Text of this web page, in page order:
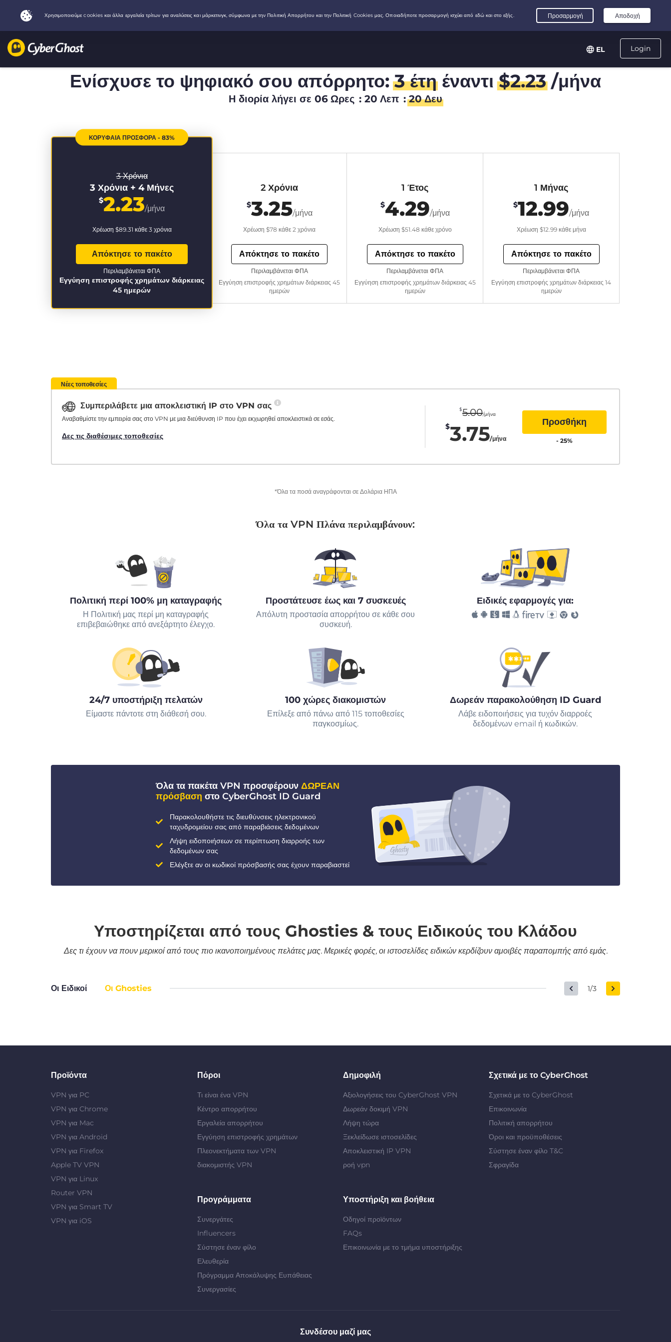
Login
EL
Ενίσχυσε το ψηφιακό σου απόρρητο:3 έτηέναντι$2.23/μήνα
Η διορία λήγει σε 06 Ωρες : 20 Λεπ : 20 Δευ
ΚΟΡΥΦΑΙΑ ΠΡΟΣΦΟΡΑ - 83%
3 Χρόνια
3 Χρόνια + 4 Μήνες
$2.23/μήνα
Χρέωση $89.31 κάθε 3 χρόνια
Απόκτησε το πακέτο
Εγγύηση επιστροφής χρημάτων διάρκειας
45 ημερών
Περιλαμβάνεται ΦΠΑ
2 Χρόνια
$3.25/μήνα
Χρέωση$78 κάθε 2 χρόνια
Απόκτησε το πακέτο
Εγγύηση επιστροφής χρημάτων διάρκειας 45
ημερών
Περιλαμβάνεται ΦΠΑ
1 Έτος
$4.29/μήνα
Χρέωση $51.48 κάθε χρόνο
Απόκτησε το πακέτο
Εγγύηση επιστροφής χρημάτων διάρκειας 45
ημερών
Περιλαμβάνεται ΦΠΑ
1 Μήνας
$12.99/μήνα
Χρέωση $12.99κάθε μήνα
Απόκτησε το πακέτο
Εγγύηση επιστροφής χρημάτων διάρκειας 14
ημερών
Περιλαμβάνεται ΦΠΑ
Νέες τοποθεσίες
Συμπεριλάβετε μια αποκλειστική IP στο VPN σας
Αναβαθμίστε την εμπειρία σας στο VPN με μια διεύθυνση IP που έχει εκχωρηθεί αποκλειστικά σε εσάς.
Δες τις διαθέσιμες τοποθεσίες
$5.00/μήνα
$3.75/μήνα
Προσθήκη
- 25%
*Όλα τα ποσά αναγράφονται σε Δολάρια ΗΠΑ
Όλα τα VPN Πλάνα περιλαμβάνουν:
Πολιτική περί 100% μη καταγραφής
Η Πολιτική μας περί μη καταγραφής
επιβεβαιώθηκε από ανεξάρτητο έλεγχο.
Προστάτευσε έως και 7 συσκευές
Απόλυτη προστασία απορρήτου σε κάθε σου
συσκευή.
Ειδικές εφαρμογές για:
24/7 υποστήριξη πελατών
Είμαστε πάντοτε στη διάθεσή σου.
100 χώρες διακομιστών
Επίλεξε από πάνω από 115 τοποθεσίες
παγκοσμίως.
Δωρεάν παρακολούθηση ID Guard
Λάβε ειδοποιήσεις για τυχόν διαρροές
δεδομένων email ή κωδικών.
Όλα τα πακέτα VPN προσφέρουν ΔΩΡΕΑΝ
πρόσβαση στο CyberGhost ID Guard
Παρακολουθήστε τις διευθύνσεις ηλεκτρονικού
ταχυδρομείου σας από παραβιάσεις δεδομένων
Λήψη ειδοποιήσεων σε περίπτωση διαρροής των
δεδομένων σας
Ελέγξτε αν οι κωδικοί πρόσβασής σας έχουν παραβιαστεί
Υποστηρίζεται από τους Ghosties & τους Ειδικούς του Κλάδου
Δες τι έχουν να πουν μερικοί από τους πιο ικανοποιημένους πελάτες μας. Μερικές φορές, οι ιστοσελίδες ειδικών κερδίζουν αμοιβές παραπομπής από εμάς.
Οι Ειδικοί Οι Ghosties 1/3
Προϊόντα
VPN για PC
VPN για Chrome
VPN για Mac
VPN για Android
VPN για Firefox
Apple TV VPN
VPN για Linux
Router VPN
VPN για Smart TV
VPN για iOS
Πόροι
Τι είναι ένα VPN
Κέντρο απορρήτου
Εργαλεία απορρήτου
Εγγύηση επιστροφής χρημάτων
Πλεονεκτήματα των VPN
διακομιστής VPN
Δημοφιλή
Αξιολογήσεις του CyberGhost VPN
Δωρεάν δοκιμή VPN
Λήψη τώρα
Ξεκλείδωσε ιστοσελίδες
Αποκλειστική IP VPN
ροή vpn
Σχετικά με το CyberGhost
Σχετικά με το CyberGhost
Επικοινωνία
Πολιτική απορρήτου
Όροι και προϋποθέσεις
Σύστησε έναν φίλο T&C
Σφραγίδα
Προγράμματα
Συνεργάτες
Influencers
Σύστησε έναν φίλο
Ελευθερία
Πρόγραμμα Αποκάλυψης Ευπάθειας
Συνεργασίες
Υποστήριξη και βοήθεια
Οδηγοί προϊόντων
FAQs
Επικοινωνία με το τμήμα υποστήριξης
Συνδέσου μαζί μας